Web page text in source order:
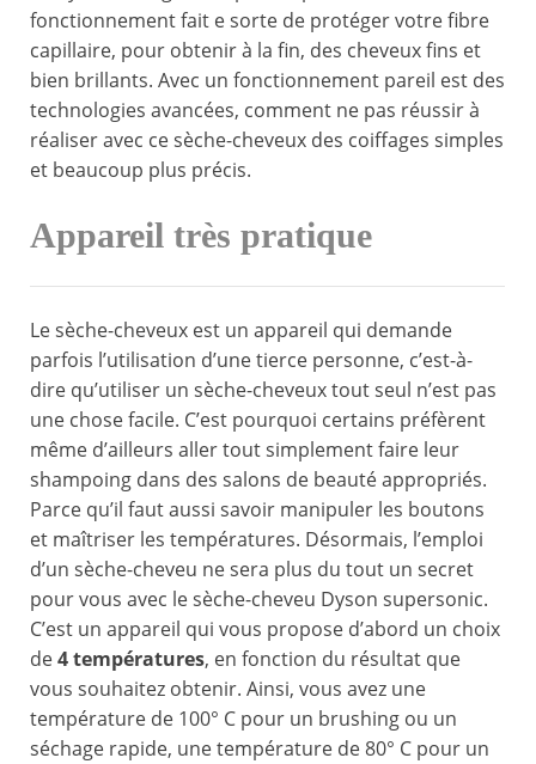
fonctionnement fait e sorte de protéger votre fibre
capillaire, pour obtenir à la fin, des cheveux fins et
bien brillants. Avec un fonctionnement pareil est des
technologies avancées, comment ne pas réussir à
réaliser avec ce sèche-cheveux des coiffages simples
et beaucoup plus précis.
Appareil très pratique
Le sèche-cheveux est un appareil qui demande
parfois l’utilisation d’une tierce personne, c’est-à-
dire qu’utiliser un sèche-cheveux tout seul n’est pas
une chose facile. C’est pourquoi certains préfèrent
même d’ailleurs aller tout simplement faire leur
shampoing dans des salons de beauté appropriés.
Parce qu’il faut aussi savoir manipuler les boutons
et maîtriser les températures. Désormais, l’emploi
d’un sèche-cheveu ne sera plus du tout un secret
pour vous avec le sèche-cheveu Dyson supersonic.
C’est un appareil qui vous propose d’abord un choix
de4 températures, en fonction du résultat que
vous souhaitez obtenir. Ainsi, vous avez une
température de 100° C pour un brushing ou un
séchage rapide, une température de 80° C pour un